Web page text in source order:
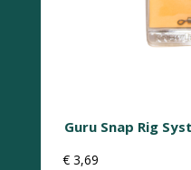
Guru Snap Rig
€ 3,69